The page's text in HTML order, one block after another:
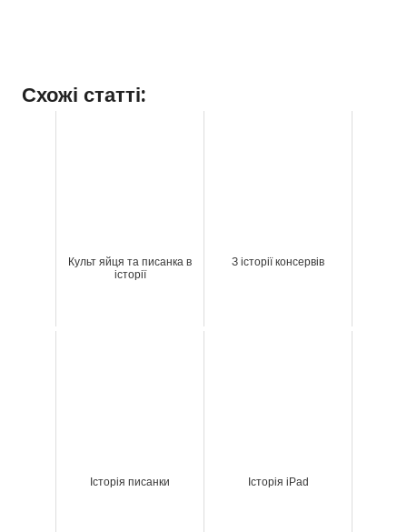
Схожі статті:
Культ яйця та писанка в
історії
З історії консервів
Історія писанки Історія iPad